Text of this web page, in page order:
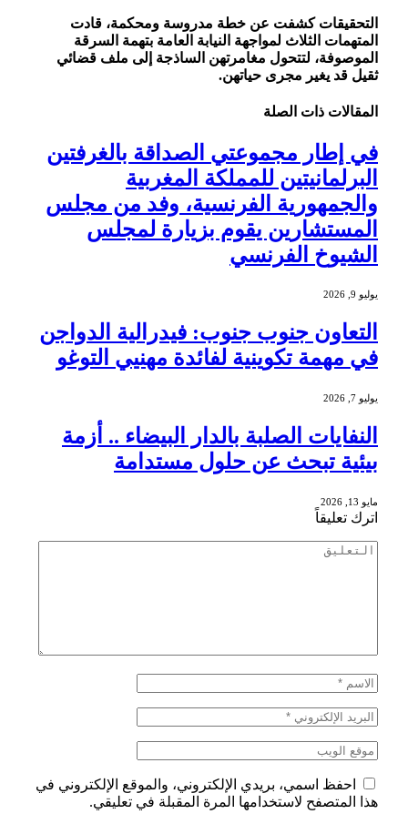
التحقيقات كشفت عن خطة مدروسة ومحكمة، قادت
المتهمات الثلاث لمواجهة النيابة العامة بتهمة السرقة
الموصوفة، لتتحول مغامرتهن الساذجة إلى ملف قضائي
ثقيل قد يغير مجرى حياتهن.
المقالاتذات الصلة
في إطار مجموعتي الصداقة بالغرفتين
البرلمانيتين للمملكة المغربية
والجمهورية الفرنسية، وفد من مجلس
المستشارين يقوم بزيارة لمجلس
الشيوخ الفرنسي
يوليو 9, 2026
التعاون جنوب جنوب: فيدرالية الدواجن
في مهمة تكوينية لفائدة مهنيي التوغو
يوليو 7, 2026
النفايات الصلبة بالدار البيضاء .. أزمة
بيئية تبحث عن حلول مستدامة
مايو 13, 2026
اترك تعليقاً
احفظ اسمي، بريدي الإلكتروني، والموقع الإلكتروني في
هذا المتصفح لاستخدامها المرة المقبلة في تعليقي.